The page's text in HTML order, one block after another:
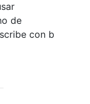
de
con b